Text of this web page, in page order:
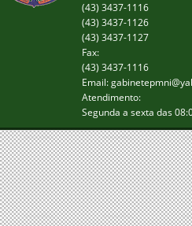
(43) 3437-1116
(43) 3437-1126
(43) 3437-1127
Fax:
(43) 3437-1116
Email:
Atendimento:
Segunda a sexta das